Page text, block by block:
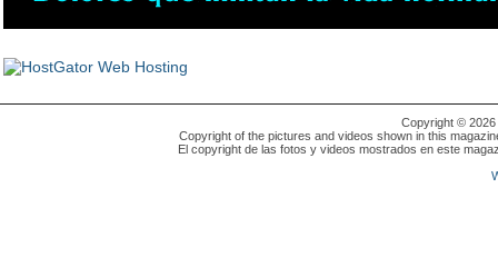
Copyright © 2026
Copyright of the pictures and videos shown in this
El copyright de las fotos y videos mostrados en este